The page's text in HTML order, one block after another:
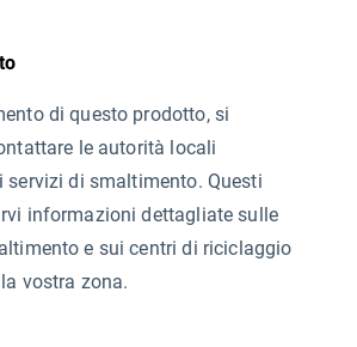
di questo prodotto, si
le autorità locali
servizi di smaltimento. Questi
informazioni dettagliate sulle
e sui centri di riciclaggio
vostra zona.